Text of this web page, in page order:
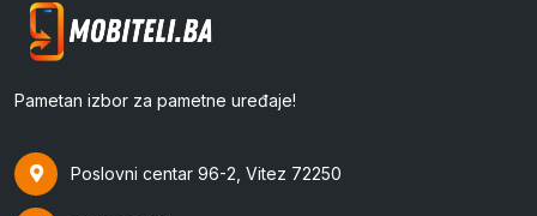
Pametan izbor za pametne uređaje!
Poslovni centar 96-2, Vitez 72250